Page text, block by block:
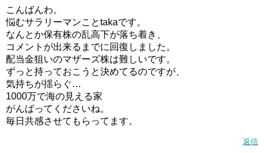
こんばんわ。
悩むサラリーマンことtakaです。
なんとか保有株の乱高下が落ち着き、
コメントが出来るまでに回復しました。
配当金狙いのマザーズ株は難しいです。
ずっと持っておこうと決めてるのですが、
気持ちが揺らぐ…
1000万で海の見える家
がんばってくださいね。
毎日共感させてもらってます。
返信